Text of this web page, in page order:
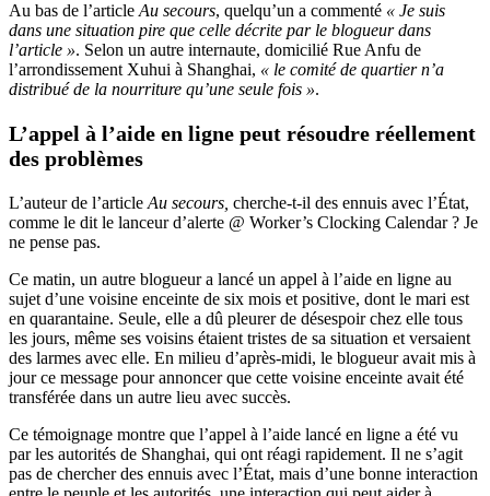
Au bas de l’article Au secours, quelqu’un a commenté « Je suis
dans une situation pire que celle décrite par le blogueur dans
l’article ». Selon un autre internaute, domicilié Rue Anfu de
l’arrondissement Xuhui à Shanghai, « le comité de quartier n’a
distribué de la nourriture qu’une seule fois ».
L’appel à l’aide en ligne peut résoudre réellement
des problèmes
L’auteur de l’article Au secours, cherche-t-il des ennuis avec l’État,
comme le dit le lanceur d’alerte @ Worker’s Clocking Calendar ? Je
ne pense pas.
Ce matin, un autre blogueur a lancé un appel à l’aide en ligne au
sujet d’une voisine enceinte de six mois et positive, dont le mari est
en quarantaine. Seule, elle a dû pleurer de désespoir chez elle tous
les jours, même ses voisins étaient tristes de sa situation et versaient
des larmes avec elle. En milieu d’après-midi, le blogueur avait mis à
jour ce message pour annoncer que cette voisine enceinte avait été
transférée dans un autre lieu avec succès.
Ce témoignage montre que l’appel à l’aide lancé en ligne a été vu
par les autorités de Shanghai, qui ont réagi rapidement. Il ne s’agit
pas de chercher des ennuis avec l’État, mais d’une bonne interaction